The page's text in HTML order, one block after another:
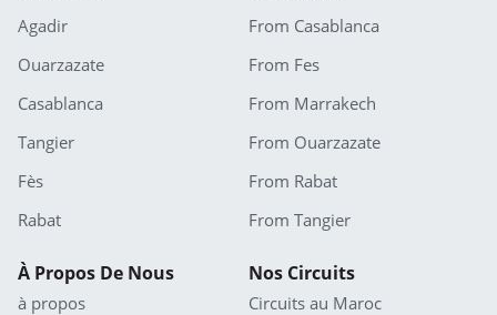
Agadir
Ouarzazate
Casablanca
Tangier
Fès
Rabat
From Casablanca
From Fes
From Marrakech
From Ouarzazate
From Rabat
From Tangier
À Propos De Nous
à propos
Nos Circuits
Circuits au Maroc